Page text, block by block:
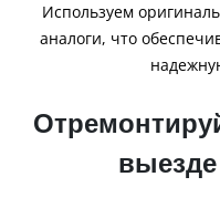
Используем
аналоги, что
выезде